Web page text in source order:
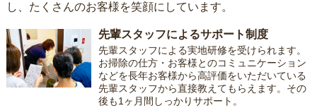
し、たくさんのお客様を笑顔にしています。
先輩スタッフによるサポート制度
先輩スタッフによる実地研修を受けられます。
お掃除の仕方・お客様とのコミュニケーション
などを長年お客様から高評価をいただいている
先輩スタッフから直接教えてもらえます。その
後も1ヶ月間しっかりサポート。